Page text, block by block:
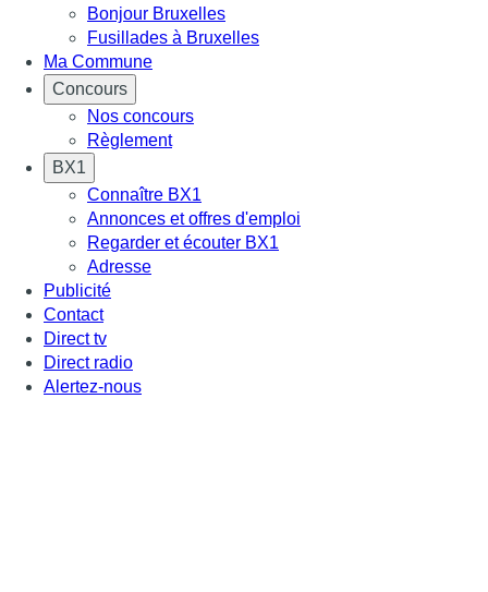
Bonjour Bruxelles
Fusillades à Bruxelles
Ma Commune
Concours
Nos concours
Règlement
BX1
Connaître BX1
Annonces et offres d'emploi
Regarder et écouter BX1
Adresse
Publicité
Contact
Direct tv
Direct radio
Alertez-nous